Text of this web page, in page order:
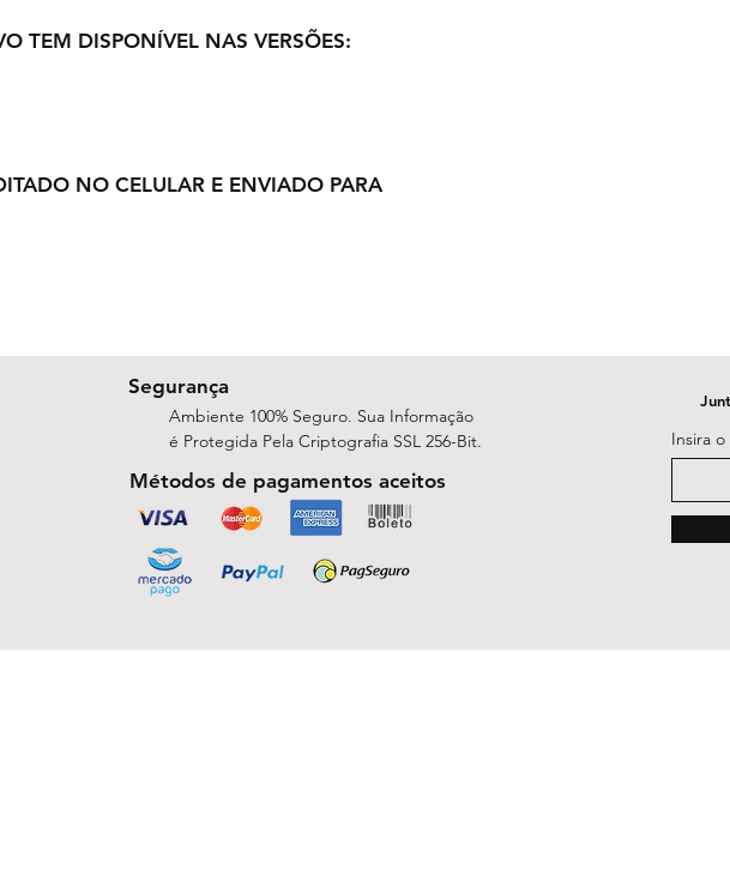
TEM DISPONÍVEL NAS VERSÕES:
NO CELULAR E ENVIADO PARA
Segurança
Ambiente 100% Seguro. Sua Informação
é Protegida Pela Criptografia SSL 256-Bit.
Métodos de pagamentos aceitos
Insira